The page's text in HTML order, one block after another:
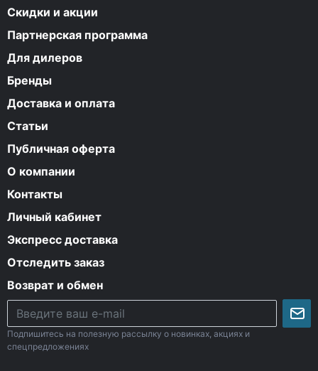
Скидки и акции
Партнерская программа
Для дилеров
Бренды
Доставка и оплата
Статьи
Публичная оферта
О компании
Контакты
Личный кабинет
Экспресс доставка
Отследить заказ
Возврат и обмен
Подпишитесь на полезную рассылку о новинках, акциях и
спецпредложениях